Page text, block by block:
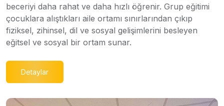
beceriyi daha rahat ve daha hızlı öğrenir. Grup eğitimi
çocuklara alıştıkları aile ortamı sınırlarından çıkıp
fiziksel, zihinsel, dil ve sosyal gelişimlerini besleyen
eğitsel ve sosyal bir ortam sunar.
Detaylar